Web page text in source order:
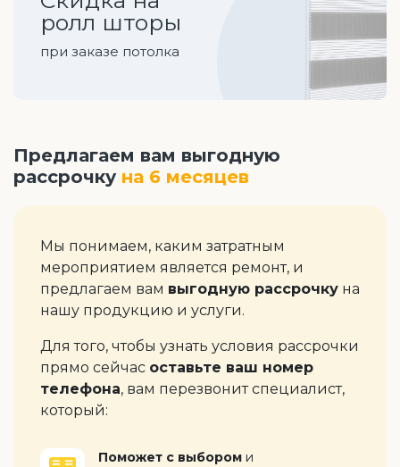
ролл шторы
при заказе потолка
Предлагаем вам выгодную
рассрочку на 6 месяцев
Мы понимаем, каким затратным
мероприятием является ремонт, и
предлагаем вам выгодную рассрочку на
нашу продукцию и услуги.
Для того, чтобы узнать условия рассрочки
прямо сейчас оставьте ваш номер
телефона, вам перезвонит специалист,
который:
Поможет с выбором и